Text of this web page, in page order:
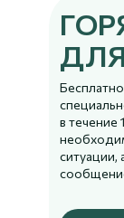
в течение
ситуации,